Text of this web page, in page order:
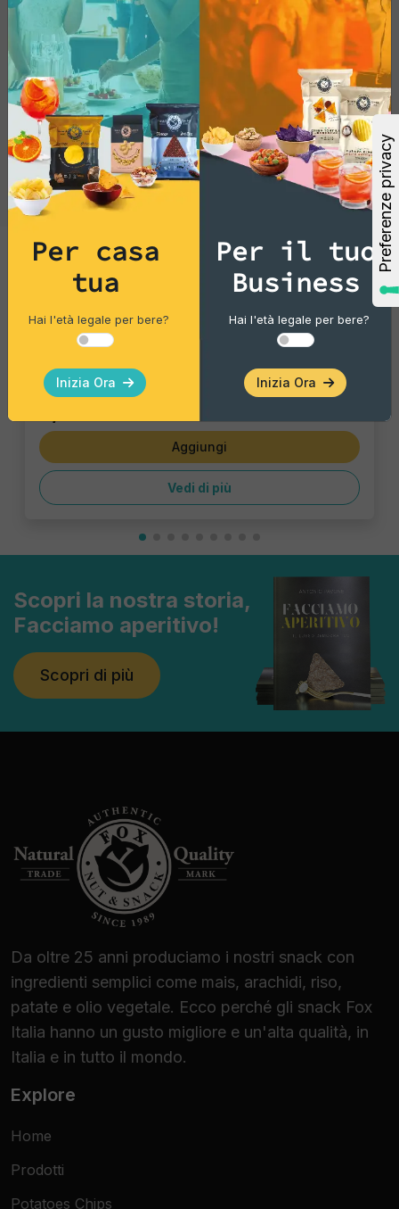
Gourmet Snack
Follie Mexicanos
Pacco singolo
Aggiungi
Vedi di più
Scopri la nostra storia,
Facciamo aperitivo!
Scopri di più
Da oltre 25 anni produciamo i nostri snack con
ingredienti semplici come mais, arachidi, riso,
patate e olio vegetale. Ecco perché gli snack Fox
Italia hanno un gusto migliore e un'alta qualità, in
Italia e in tutto il mondo.
Explore
Home
Prodotti
Potatoes Chips
Per casa
tua
Hai l'età legale per bere?
Inizia Ora
Per il tuo
Business
Hai l'età legale per bere?
Inizia Ora